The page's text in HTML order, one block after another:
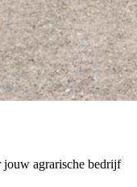
jouw agrarische bedrijf